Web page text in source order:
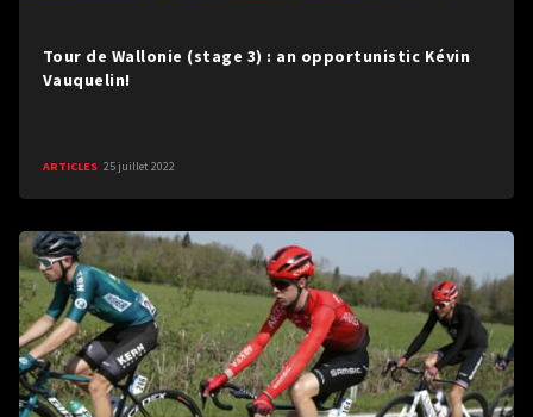
Tour de Wallonie (stage 3) : an opportunistic Kévin
Vauquelin!
ARTICLES 25 juillet 2022